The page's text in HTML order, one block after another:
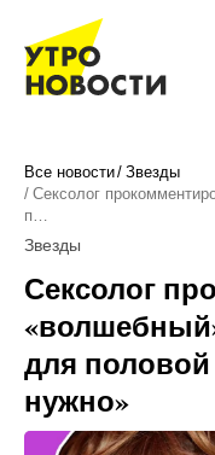
Все новости Звезды
Сексолог
п…
Звезды
Сексолог
для
нужно»